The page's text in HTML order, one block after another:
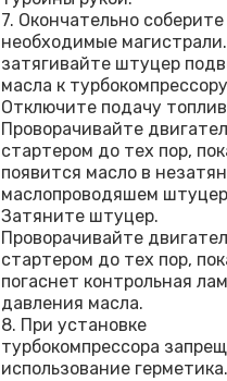
7. Окончательно соберите
необходимые
затягивайте штуцер
масла к
Отключите подачу
Проворачивайте
стартером до тех пор,
появится масло в
маслопроводяшем
Затяните штуцер.
Проворачивайте
стартером до тех пор,
погаснет контрольная
давления масла.
8. При установке
турбокомпрессора
использование герметика.